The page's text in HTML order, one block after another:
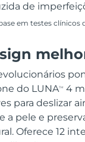
de
em testes clínicos
do LUNATM
4
para deslizar
a pele e
Oferece 12